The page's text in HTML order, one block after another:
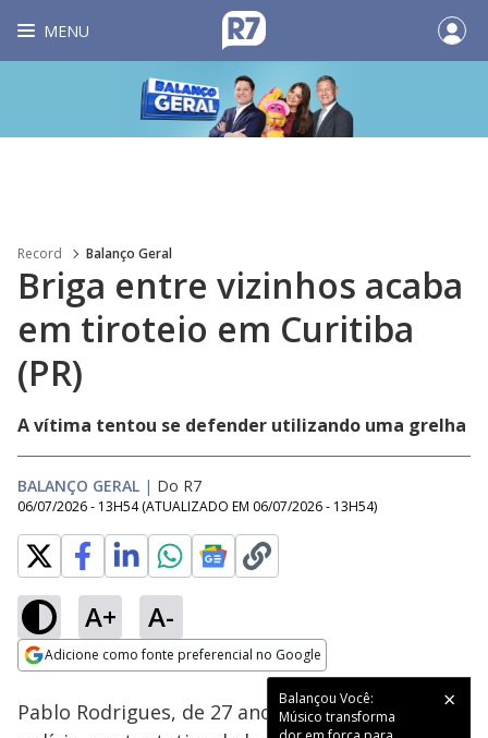
MENU
Record Balanço Geral
Briga entre vizinhos acaba
em tiroteio em Curitiba
(PR)
A vítima tentou se defender utilizando uma grelha
BALANÇO GERAL | Do R7
06/07/2026 - 13H54 (ATUALIZADO EM 06/07/2026 - 13H54)
A+ A-
Adicione como fonte preferencial no Google
Balançou Você:
Músico transforma
Ativar
Loaded:
47.16%
Pablo Rodrigues, de 27 anos, é procurado pela